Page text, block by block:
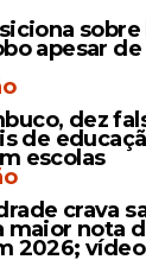
volta atrás
com
espanhol
da
apesar
dez
de
escolas
crava
maior nota
2026; vídeo